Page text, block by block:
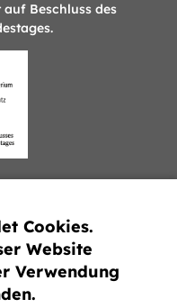
Beschluss des
Cookies.
Website
Verwendung